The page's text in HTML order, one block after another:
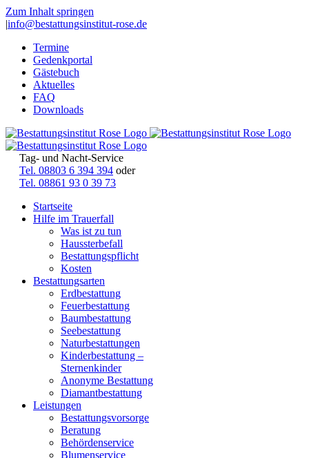
Zum Inhalt springen
|info@bestattungsinstitut-rose.de
Termine
Gedenkportal
Gästebuch
Aktuelles
FAQ
Downloads
Tag- und Nacht-Service
Tel. 08803 6 394 394 oder
Tel. 08861 93 0 39 73
Startseite
Hilfe im Trauerfall
Was ist zu tun
Haussterbefall
Bestattungspflicht
Kosten
Bestattungsarten
Erdbestattung
Feuerbestattung
Baumbestattung
Seebestattung
Naturbestattungen
Kinderbestattung –
Sternenkinder
Anonyme Bestattung
Diamantbestattung
Leistungen
Bestattungsvorsorge
Beratung
Behördenservice
Blumenservice